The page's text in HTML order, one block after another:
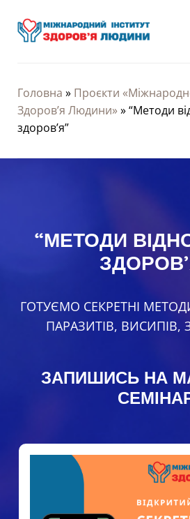
Головна » Проєкти
Здоров’я Людини»»“Методи
здоров’я”
“МЕТОДИ
ГОТУЄМО СЕКРЕТНІ
ПАРАЗИТІВ, ВИСИПІВ,
ЗАПИШИСЬ НА